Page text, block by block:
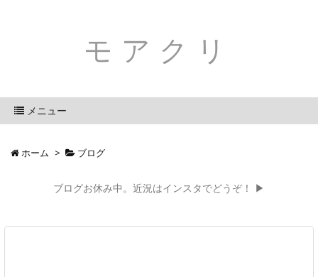
モアクリ
メニュー
ホーム > ブログ
ブログお休み中。近況はインスタでどうぞ！ ▶